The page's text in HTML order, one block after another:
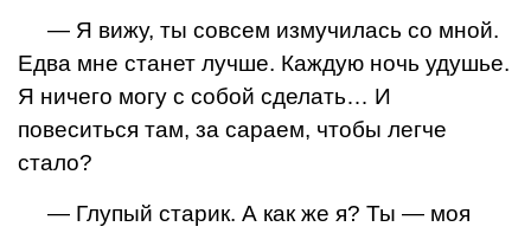
— Я вижу, ты совсем измучилась со мной.
Едва мне станет лучше. Каждую ночь удушье.
Я ничего могу с собой сделать… И
повеситься там, за сараем, чтобы легче
стало?
— Глупый старик. А как же я? Ты — моя